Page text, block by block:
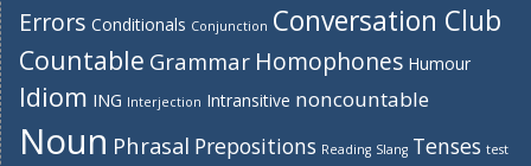
Errors Conditionals Conjunction Conversation Club
Countable Grammar Homophones Humour
Idiom ING Interjection Intransitive noncountable
Noun Phrasal Prepositions Reading Slang Tenses test